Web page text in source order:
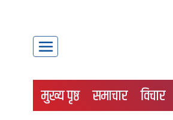
मुख्य पृष्ठ समाचार विचार